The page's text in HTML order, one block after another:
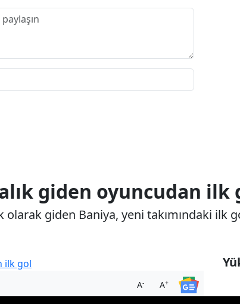
giden oyuncudan ilk
giden Baniya, yeni takımındaki ilk
A- A+